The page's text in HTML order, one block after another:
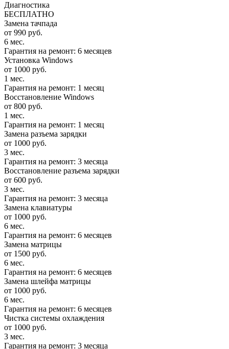
Диагностика
БЕСПЛАТНО
Замена тачпада
от 990 руб.
6 мес.
Гарантия на ремонт: 6 месяцев
Установка Windows
от 1000 руб.
1 мес.
Гарантия на ремонт: 1 месяц
Восстановление Windows
от 800 руб.
1 мес.
Гарантия на ремонт: 1 месяц
Замена разъема зарядки
от 1000 руб.
3 мес.
Гарантия на ремонт: 3 месяца
Восстановление разъема зарядки
от 600 руб.
3 мес.
Гарантия на ремонт: 3 месяца
Замена клавиатуры
от 1000 руб.
6 мес.
Гарантия на ремонт: 6 месяцев
Замена матрицы
от 1500 руб.
6 мес.
Гарантия на ремонт: 6 месяцев
Замена шлейфа матрицы
от 1000 руб.
6 мес.
Гарантия на ремонт: 6 месяцев
Чистка системы охлаждения
от 1000 руб.
3 мес.
Гарантия на ремонт: 3 месяца